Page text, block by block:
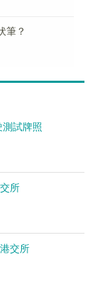
筆？
試牌照
所
交所